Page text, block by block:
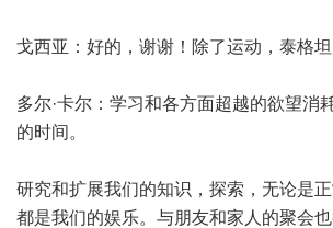
戈西亚：好的，谢谢！除了运动，泰格
多尔·卡尔：学习和各方面超越的欲望消
的时间。
研究和扩展我们的知识，探索，无论是正
都是我们的娱乐。与朋友和家人的聚会也